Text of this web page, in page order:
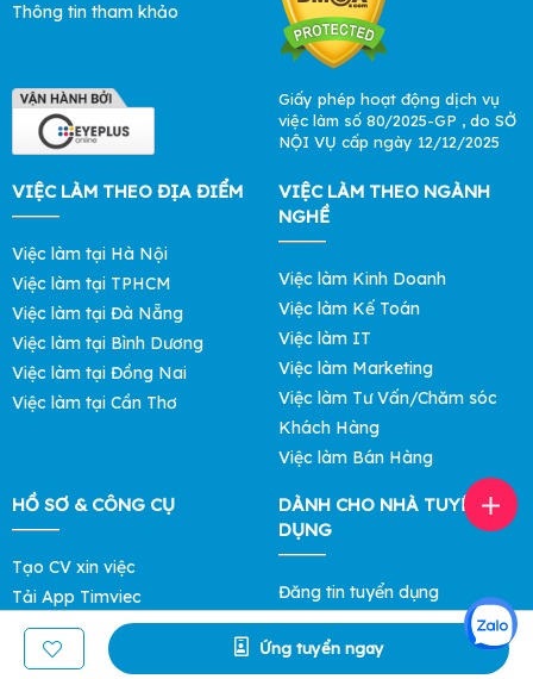
Ứng tuyển ngay
Thông tin tham khảo
Giấy phép hoạt động dịch vụ
việc làm số 80/2025-GP , do SỞ
NỘI VỤ cấp ngày 12/12/2025
VIỆC LÀM THEO ĐỊA ĐIỂM
Việc làm tại Hà Nội
Việc làm tại TPHCM
Việc làm tại Đà Nẵng
Việc làm tại Bình Dương
Việc làm tại Đồng Nai
Việc làm tại Cần Thơ
VIỆC LÀM THEO NGÀNH
NGHỀ
Việc làm Kinh Doanh
Việc làm Kế Toán
Việc làm IT
Việc làm Marketing
Việc làm Tư Vấn/Chăm sóc
Khách Hàng
Việc làm Bán Hàng
HỒ SƠ & CÔNG CỤ
Tạo CV xin việc
Tải App Timviec
Khám phá Mức Lương
DÀNH CHO NHÀ TUYỂN
DỤNG
Đăng tin tuyển dụng
Tìm ứng viên
Bảng giá Lọc Hồ Sơ